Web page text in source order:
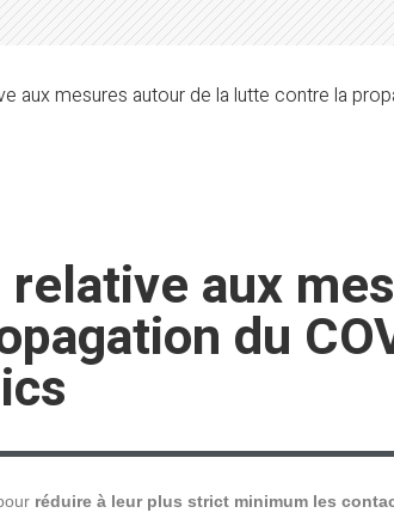
aux mesures autour de la lutte contre la
aux
du
réduire à leur plus strict minimum les